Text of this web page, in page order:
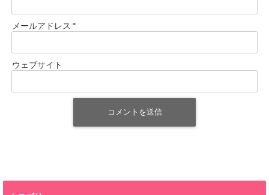
メールアドレス *
ウェブサイト